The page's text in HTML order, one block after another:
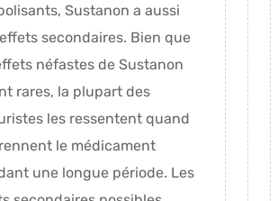
Sustanon a aussi
secondaires. Bien que
néfastes de Sustanon
rares, la plupart des
les ressentent quand
le médicament
une longue période. Les